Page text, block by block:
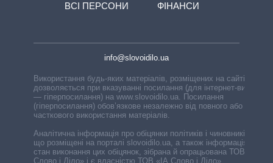
ВСІ ПЕРСОНИ
ФІНАНСИ
info@slovoidilo.ua
Використання будь-яких матеріалів, розміщених на сайті,
дозволяється при вказуванні посилання (для інтернет-видань
— гіперпосилання) на www.slovoidilo.ua. Посилання
(гіперпосилання) обов’язкове незалежно від повного або
часткового використання матеріалів.
Аналітична інформація про обіцянки політиків і чиновників,
що розміщені на порталі slovoidilo.ua, а також інформація про
стан виконання цих обіцянок, зібрана й опрацьована ТОВ «ІА
Слово і Діло» і є власністю ТОВ «ІА Слово і Діло».